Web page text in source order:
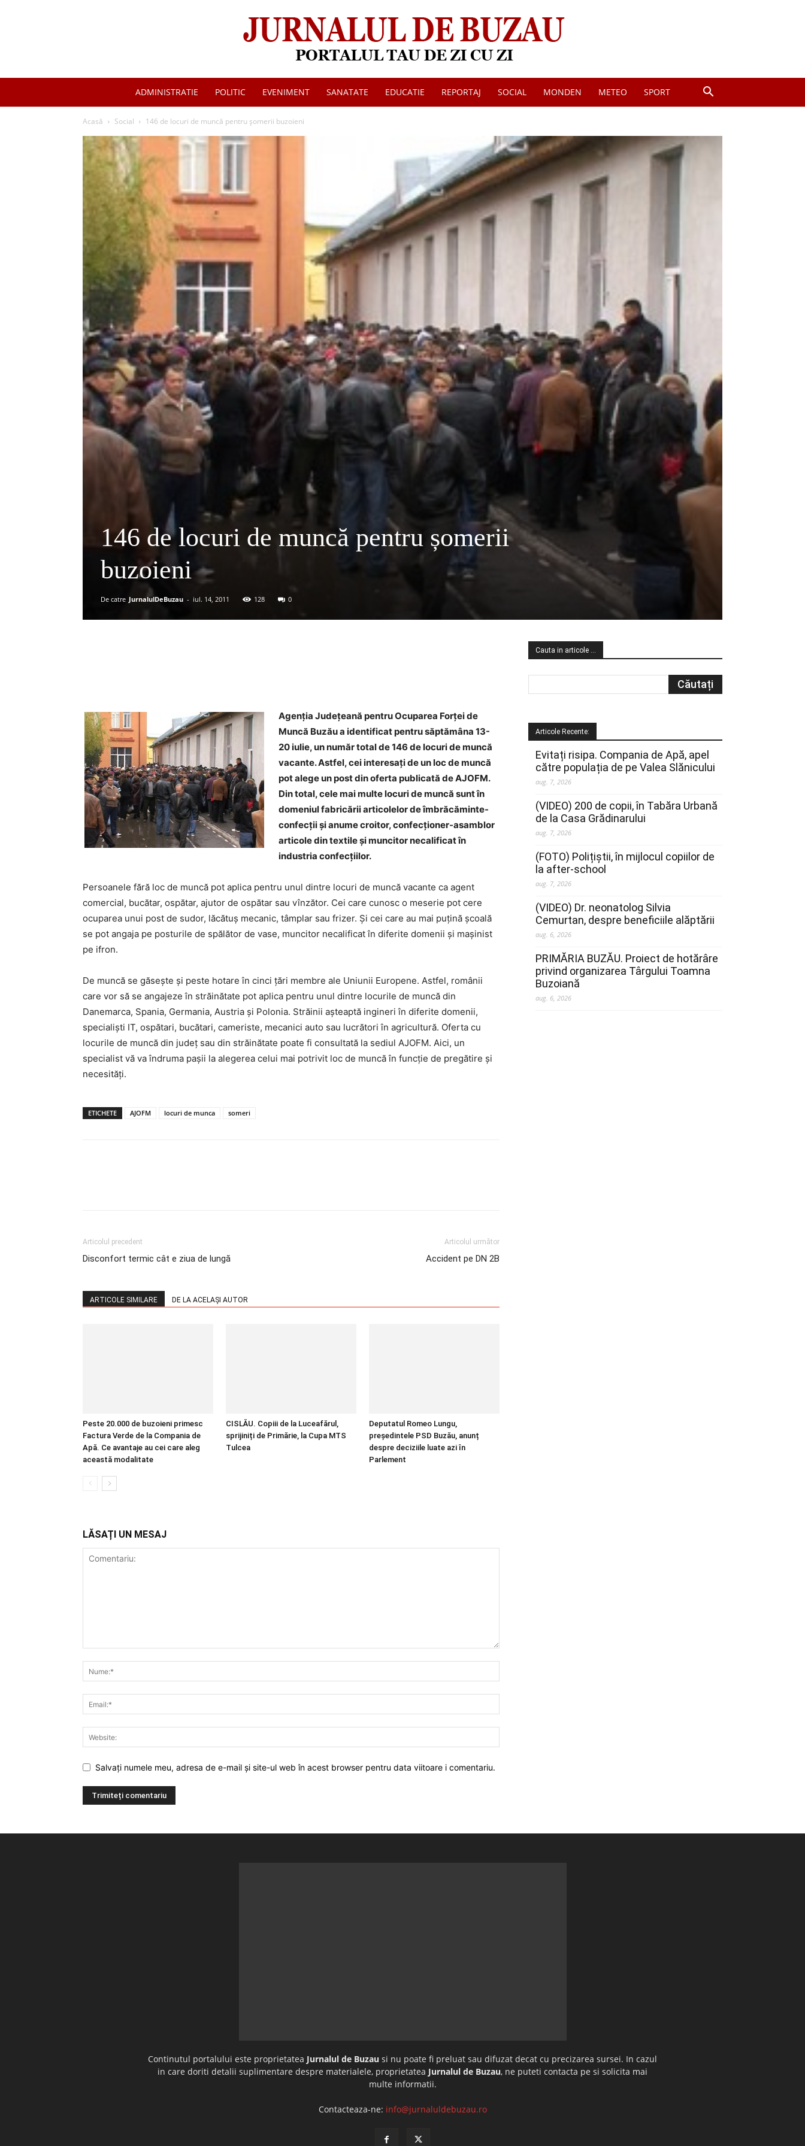
Jurnalul
ADMINISTRATIE POLITIC EVENIMENT SANATATE EDUCATIE REPORTAJ SOCIAL MONDEN METEO SPORT
Acasă Social 146 de locuri de muncă pentru șomerii buzoieni
146 de locuri de muncă pentru șomerii
buzoieni
De catre JurnalulDeBuzau - iul. 14, 2011 128 0
Agenţia Judeţeană pentru Ocuparea Forţei de
Muncă Buzău a identificat pentru săptămâna 13-
20 iulie, un număr total de 146 de locuri de muncă
vacante. Astfel, cei interesaţi de un loc de muncă
pot alege un post din oferta publicată de AJOFM.
Din total, cele mai multe locuri de muncă sunt în
domeniul fabricării articolelor de îmbrăcăminte-
confecţii și anume croitor, confecţioner-asamblor
articole din textile şi muncitor necalificat în
industria confecţiilor.
Persoanele fără loc de muncă pot aplica pentru unul dintre locuri de muncă vacante ca agent
comercial, bucătar, ospătar, ajutor de ospătar sau vînzător. Cei care cunosc o meserie pot cere
ocuparea unui post de sudor, lăcătuş mecanic, tâmplar sau frizer. Şi cei care au mai puţină şcoală
se pot angaja pe posturile de spălător de vase, muncitor necalificat în diferite domenii şi maşinist
pe ifron.
De muncă se găseşte şi peste hotare în cinci ţări membre ale Uniunii Europene. Astfel, românii
care vor să se angajeze în străinătate pot aplica pentru unul dintre locurile de muncă din
Danemarca, Spania, Germania, Austria şi Polonia. Străinii aşteaptă ingineri în diferite domenii,
specialişti IT, ospătari, bucătari, cameriste, mecanici auto sau lucrători în agricultură. Oferta cu
locurile de muncă din judeţ sau din străinătate poate fi consultată la sediul AJOFM. Aici, un
specialist vă va îndruma paşii la alegerea celui mai potrivit loc de muncă în funcţie de pregătire şi
necesităţi.
ETICHETE AJOFM locuri de munca someri
Articolul precedent
Disconfort termic cât e ziua de lungă
Articolul următor
Accident pe DN 2B
ARTICOLE SIMILARE DE LA ACELAȘI AUTOR
Peste 20.000 de buzoieni primesc
Factura Verde de la Compania de
Apă. Ce avantaje au cei care aleg
această modalitate
CISLĂU. Copiii de la Luceafărul,
sprijiniți de Primărie, la Cupa MTS
Tulcea
Deputatul Romeo Lungu,
președintele PSD Buzău, anunț
despre deciziile luate azi în
Parlement
LĂSAȚI UN MESAJ
Salvați numele meu, adresa de e-mail și site-ul web în acest browser pentru data viitoare i comentariu.
Cauta in articole …
Articole Recente:
Evitați risipa. Compania de Apă, apel
către populația de pe Valea Slănicului
aug. 7, 2026
(VIDEO) 200 de copii, în Tabăra Urbană
de la Casa Grădinarului
aug. 7, 2026
(FOTO) Polițiștii, în mijlocul copiilor de
la after-school
aug. 7, 2026
(VIDEO) Dr. neonatolog Silvia
Cemurtan, despre beneficiile alăptării
aug. 6, 2026
PRIMĂRIA BUZĂU. Proiect de hotărâre
privind organizarea Târgului Toamna
Buzoiană
aug. 6, 2026
Continutul portalului este proprietatea Jurnalul de Buzau si nu poate fi preluat sau difuzat decat cu precizarea sursei. In cazul
in care doriti detalii suplimentare despre materialele, proprietatea Jurnalul de Buzau, ne puteti contacta pe si solicita mai
multe informatii.
Contacteaza-ne: info@jurnaluldebuzau.ro